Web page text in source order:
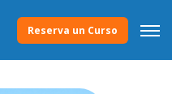
Reserva un Curso